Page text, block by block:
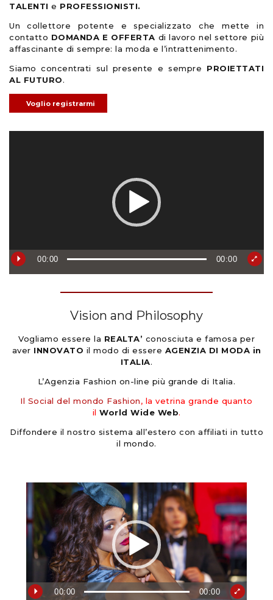
TALENTI e PROFESSIONISTI.
Un collettore potente e specializzato che mette in
contatto DOMANDA E OFFERTA di lavoro nel settore più
affascinante di sempre: la moda e l’intrattenimento.
Siamo concentrati sul presente e sempre PROIETTATI
AL FUTURO.
Voglio registrarmi
00:00 00:00
Vision and Philosophy
Vogliamo essere la REALTA’ conosciuta e famosa per
aver INNOVATO il modo di essere AGENZIA DI MODA in
ITALIA.
L’Agenzia Fashion on-line più grande di Italia.
Il Social del mondo Fashion, la vetrina grande quanto
il World Wide Web.
Diffondere il nostro sistema all’estero con affiliati in tutto
il mondo.
Video
Player
00:00 00:00